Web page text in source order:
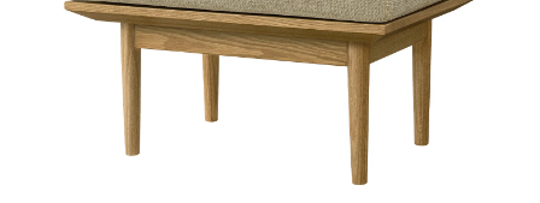
ラグ
ファブリック雑貨
インテリア雑貨・その他